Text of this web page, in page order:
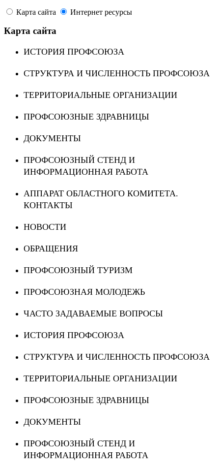
Карта сайта Интернет ресурсы
Карта сайта
ИСТОРИЯ ПРОФСОЮЗА
СТРУКТУРА И ЧИСЛЕННОСТЬ ПРОФСОЮЗА
ТЕРРИТОРИАЛЬНЫЕ ОРГАНИЗАЦИИ
ПРОФСОЮЗНЫЕ ЗДРАВНИЦЫ
ДОКУМЕНТЫ
ПРОФСОЮЗНЫЙ СТЕНД И
ИНФОРМАЦИОННАЯ РАБОТА
АППАРАТ ОБЛАСТНОГО КОМИТЕТА.
КОНТАКТЫ
НОВОСТИ
ОБРАЩЕНИЯ
ПРОФСОЮЗНЫЙ ТУРИЗМ
ПРОФСОЮЗНАЯ МОЛОДЕЖЬ
ЧАСТО ЗАДАВАЕМЫЕ ВОПРОСЫ
ИСТОРИЯ ПРОФСОЮЗА
СТРУКТУРА И ЧИСЛЕННОСТЬ ПРОФСОЮЗА
ТЕРРИТОРИАЛЬНЫЕ ОРГАНИЗАЦИИ
ПРОФСОЮЗНЫЕ ЗДРАВНИЦЫ
ДОКУМЕНТЫ
ПРОФСОЮЗНЫЙ СТЕНД И
ИНФОРМАЦИОННАЯ РАБОТА